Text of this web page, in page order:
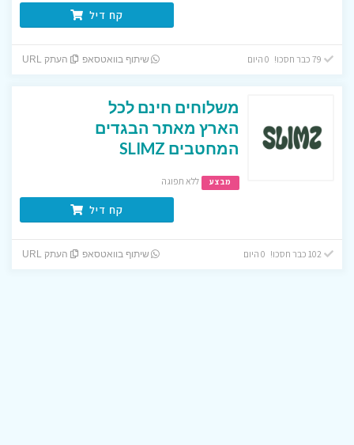
קח דיל
שיתוף בוואטסאפ העתק URL
משלוחים חינם לכל
הארץ מאתר הבגדים
המחטבים SLIMZ
מבצע ללא תפוגה
קח דיל
102 כבר חסכו! 0 היום שיתוף בוואטסאפ העתק URL